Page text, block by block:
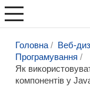
Головна
Веб-
Програмування
Як
компонентів у